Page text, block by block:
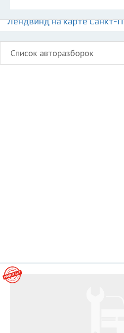
Лендвинд на карте Санкт-
Список авторазборок